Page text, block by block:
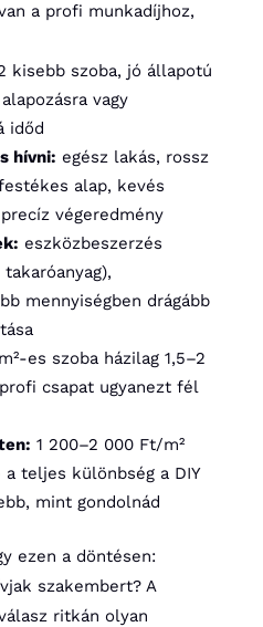
a profi munkadíjhoz,
kisebb szoba, jó állapotú
vagy
időd
hívni: egész lakás, rossz
alap, kevés
végeredmény
eszközbeszerzés
mennyiségben drágább
es szoba házilag 1,5–2
csapat ugyanezt fél
1 200–2 000 Ft/m²
teljes különbség a DIY
mint gondolnád
ezen a döntésen:
szakembert? A
ritkán olyan